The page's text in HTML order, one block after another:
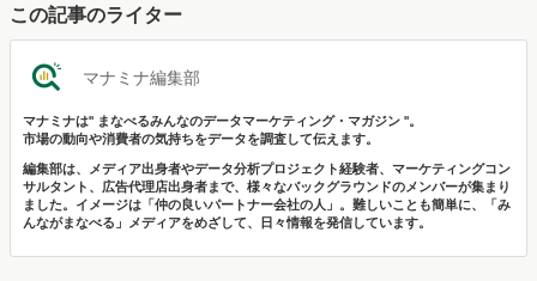
この記事のライター
マナミナ編集部
マナミナは" まなべるみんなのデータマーケティング・マガジン "。
市場の動向や消費者の気持ちをデータを調査して伝えます。
編集部は、メディア出身者やデータ分析プロジェクト経験者、マーケティングコン
サルタント、広告代理店出身者まで、様々なバックグラウンドのメンバーが集まり
ました。イメージは「仲の良いパートナー会社の人」。難しいことも簡単に、「み
んながまなべる」メディアをめざして、日々情報を発信しています。